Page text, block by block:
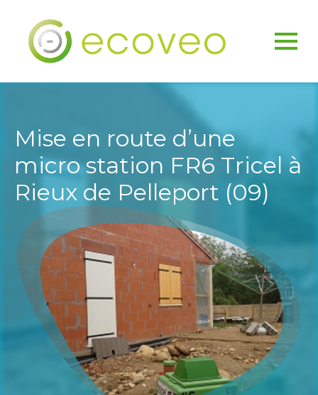
Mise en route d’une
micro station FR6 Tricel à
Rieux de Pelleport (09)